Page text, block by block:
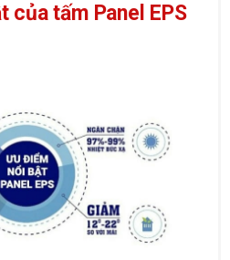
của tấm Panel EPS